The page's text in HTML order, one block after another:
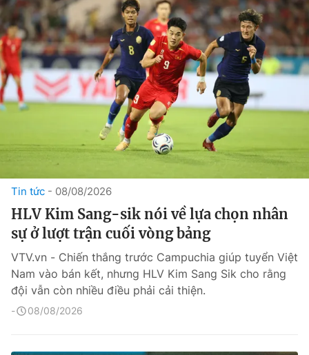
Tin tức 08/08/2026
HLV Kim Sang-sik nói về lựa chọn nhân
sự ở lượt trận cuối vòng bảng
VTV.vn - Chiến thắng trước Campuchia giúp tuyển Việt
Nam vào bán kết, nhưng HLV Kim Sang Sik cho rằng
đội vẫn còn nhiều điều phải cải thiện.
08/08/2026